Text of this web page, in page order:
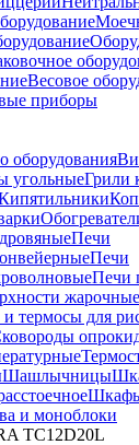
Весовое
приборы
оборудования
угольныеГрили
Печи
Печи
Печи
жарочные
термосы для
Шашлычницы
и моноблоки
TC12D20L